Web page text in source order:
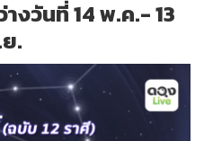
งวันที่ 14 พ.ค.- 13
.